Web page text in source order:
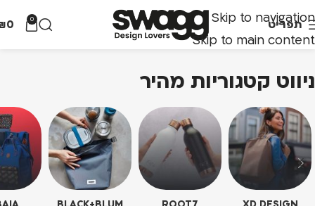
Skip to navigation
Skip to main content
תפריט 0
0
ניווט קטגוריות מהיר